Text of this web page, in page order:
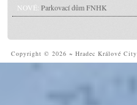
NOVÉ: Parkovací dům FNHK
Copyright © 2026 ~ Hradec Králové City